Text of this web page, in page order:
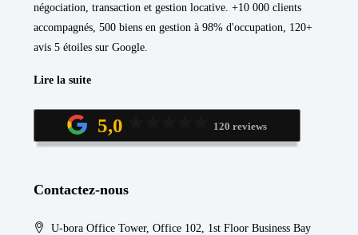
négociation, transaction et gestion locative. +10 000 clients
accompagnés, 500 biens en gestion à 98% d'occupation, 120+
avis 5 étoiles sur Google.
Lire la suite
5,0 120 reviews
Contactez-nous
U-bora Office Tower, Office 102, 1st Floor Business Bay